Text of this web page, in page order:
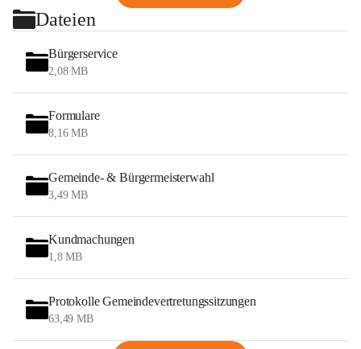
Dateien
Bürgerservice
2,08 MB
Formulare
8,16 MB
Gemeinde- & Bürgermeisterwahl
3,49 MB
Kundmachungen
1,8 MB
Protokolle Gemeindevertretungssitzungen
63,49 MB